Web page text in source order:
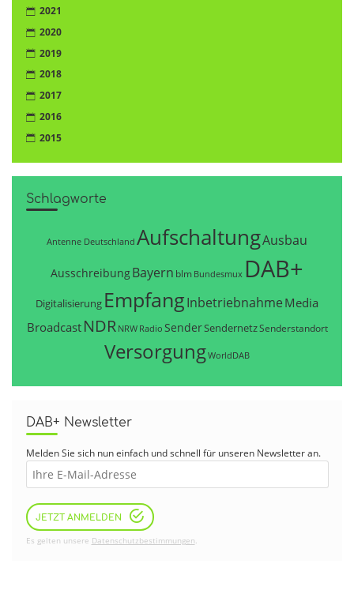
2021
2020
2019
2018
2017
2016
2015
Schlagworte
Antenne Deutschland AufschaltungAusbau
AusschreibungBayern blm Bundesmux DAB+
Digitalisierung EmpfangInbetriebnahme Media
Broadcast NDR NRW Radio SenderSendernetzSenderstandort
VersorgungWorldDAB
DAB+ Newsletter
Melden Sie sich nun einfach und schnell für unseren Newsletter an.
JETZT ANMELDEN
Es gelten unsere Datenschutzbestimmungen.